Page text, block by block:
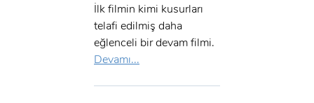
İlk filmin kimi kusurları
telafi edilmiş daha
eğlenceli bir devam filmi.
Devamı...